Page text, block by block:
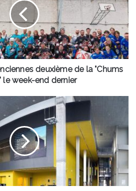
deuxième de la "Chums
le week-end dernier